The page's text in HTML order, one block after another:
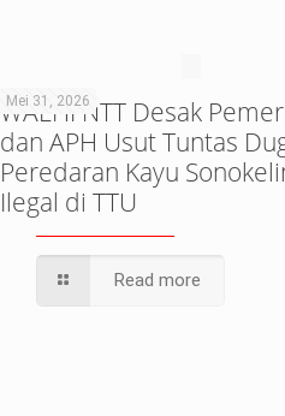
Mei 31, 2026
WALHI NTT Desak
dan APH Usut Tuntas
Peredaran Kayu
Ilegal di TTU
Read more